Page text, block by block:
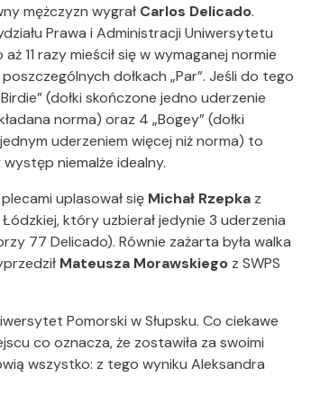
mężczyzn wygrał Carlos Delicado.
Prawa i Administracji Uniwersytetu
11 razy mieścił się w wymaganej normie
dołkach „Par”. Jeśli do tego
(dołki skończone jedno uderzenie
norma) oraz 4 „Bogey” (dołki
uderzeniem więcej niż norma) to
niemalże idealny.
uplasował się Michał Rzepka z
który uzbierał jedynie 3 uderzenia
77 Delicado). Równie zażarta była walka
Mateusza Morawskiego z SWPS
Pomorski w Słupsku. Co ciekawe
co oznacza, że zostawiła za swoimi
wszystko: z tego wyniku Aleksandra